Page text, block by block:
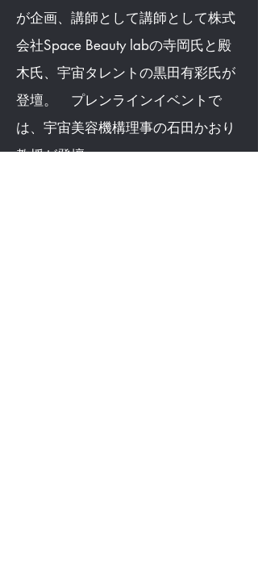
が企画、講師として講師として株式
会社Space Beauty labの寺岡氏と殿
木氏、宇宙タレントの黒田有彩氏が
登壇。 プレンラインイベントで
は、宇宙美容機構理事の石田かおり
教授が登壇。